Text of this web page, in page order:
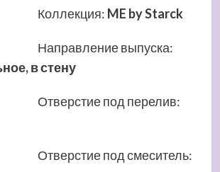
Коллекция: ME by Starck
Направление выпуска:
в стену
Отверстие под перелив:
Отверстие под смеситель: